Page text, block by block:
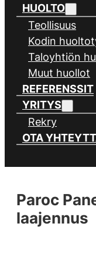
HUOLTO
Teollisuus
Kodin
Taloyhtiön
Muut huollot
REFERENSSIT
YRITYS
Rekry
OTA
Paroc
laajennus